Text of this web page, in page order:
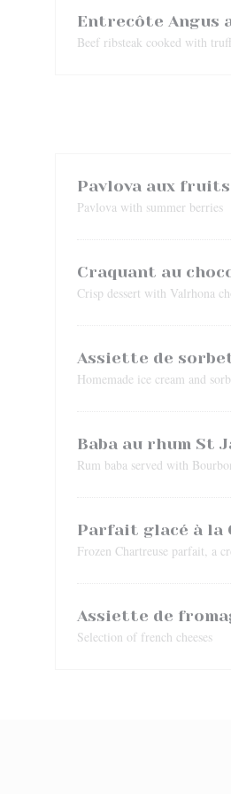
Entrecôte Angus
Beef ribsteak cooked with
Pavlova aux
Pavlova with summer berries
Craquant au
Crisp dessert with Valrhona
Assiette de
Homemade ice cream and
Baba au rhum St
Rum baba served with
Parfait glacé à la
Frozen Chartreuse parfait, a
Assiette de
Selection of french cheeses